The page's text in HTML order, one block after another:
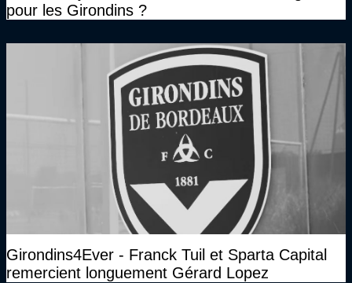
pour les Girondins ?
Girondins4Ever - Franck Tuil et Sparta Capital
remercient longuement Gérard Lopez